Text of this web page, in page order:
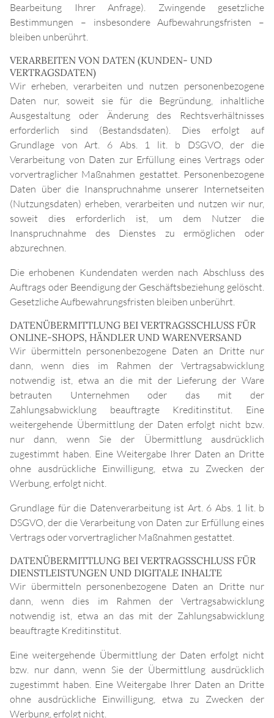
Bearbeitung Ihrer Anfrage). Zwingende gesetzliche
Bestimmungen – insbesondere Aufbewahrungsfristen –
bleiben unberührt.
VERARBEITEN VON DATEN (KUNDEN- UND
VERTRAGSDATEN)
Wir erheben, verarbeiten und nutzen personenbezogene
Daten nur, soweit sie für die Begründung, inhaltliche
Ausgestaltung oder Änderung des Rechtsverhältnisses
erforderlich sind (Bestandsdaten). Dies erfolgt auf
Grundlage von Art. 6 Abs. 1 lit. b DSGVO, der die
Verarbeitung von Daten zur Erfüllung eines Vertrags oder
vorvertraglicher Maßnahmen gestattet. Personenbezogene
Daten über die Inanspruchnahme unserer Internetseiten
(Nutzungsdaten) erheben, verarbeiten und nutzen wir nur,
soweit dies erforderlich ist, um dem Nutzer die
Inanspruchnahme des Dienstes zu ermöglichen oder
abzurechnen.
Die erhobenen Kundendaten werden nach Abschluss des
Auftrags oder Beendigung der Geschäftsbeziehung gelöscht.
Gesetzliche Aufbewahrungsfristen bleiben unberührt.
DATENÜBERMITTLUNG BEI VERTRAGSSCHLUSS FÜR
ONLINE-SHOPS, HÄNDLER UND WARENVERSAND
Wir übermitteln personenbezogene Daten an Dritte nur
dann, wenn dies im Rahmen der Vertragsabwicklung
notwendig ist, etwa an die mit der Lieferung der Ware
betrauten Unternehmen oder das mit der
Zahlungsabwicklung beauftragte Kreditinstitut. Eine
weitergehende Übermittlung der Daten erfolgt nicht bzw.
nur dann, wenn Sie der Übermittlung ausdrücklich
zugestimmt haben. Eine Weitergabe Ihrer Daten an Dritte
ohne ausdrückliche Einwilligung, etwa zu Zwecken der
Werbung, erfolgt nicht.
Grundlage für die Datenverarbeitung ist Art. 6 Abs. 1 lit. b
DSGVO, der die Verarbeitung von Daten zur Erfüllung eines
Vertrags oder vorvertraglicher Maßnahmen gestattet.
DATENÜBERMITTLUNG BEI VERTRAGSSCHLUSS FÜR
DIENSTLEISTUNGEN UND DIGITALE INHALTE
Wir übermitteln personenbezogene Daten an Dritte nur
dann, wenn dies im Rahmen der Vertragsabwicklung
notwendig ist, etwa an das mit der Zahlungsabwicklung
beauftragte Kreditinstitut.
Eine weitergehende Übermittlung der Daten erfolgt nicht
bzw. nur dann, wenn Sie der Übermittlung ausdrücklich
zugestimmt haben. Eine Weitergabe Ihrer Daten an Dritte
ohne ausdrückliche Einwilligung, etwa zu Zwecken der
Werbung, erfolgt nicht.